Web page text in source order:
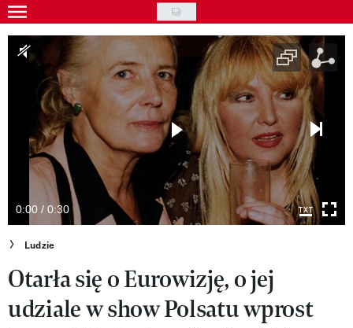
Skip
to
main
content
Gwiazdy
Moda
Uroda
Styl życia
Kultura
Wideo
Nasze akcje
VIVA!ART
0:00 / 0:30
Ludzie
Otarła się o Eurowizję, o jej
udziale w show Polsatu wprost